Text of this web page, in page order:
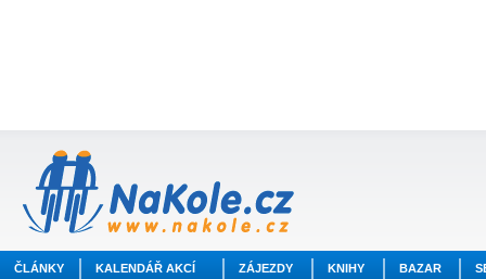
ČLÁNKY KALENDÁŘ AKCÍ ZÁJEZDY KNIHY BAZAR